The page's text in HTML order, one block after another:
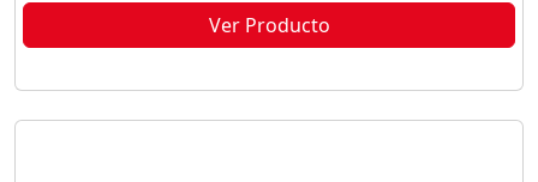
Ver Producto